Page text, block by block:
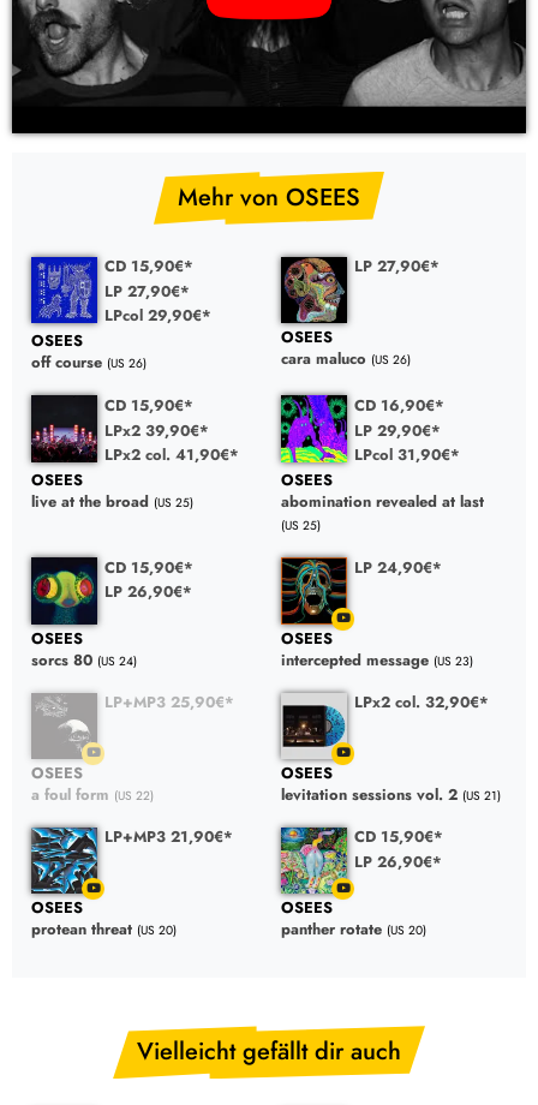
YouTube Video: OSEES – a foul form (LP Vinyl)
Mehr von OSEES
CD 15,90€*
LP 27,90€*
LPcol 29,90€*
OSEES
off course (US 26)
LP 27,90€*
OSEES
cara maluco (US 26)
CD 15,90€*
LPx2 39,90€*
LPx2 col. 41,90€*
OSEES
live at the broad (US 25)
CD 16,90€*
LP 29,90€*
LPcol 31,90€*
OSEES
abomination revealed at last
(US 25)
CD 15,90€*
LP 26,90€*
OSEES
sorcs 80 (US 24)
LP 24,90€*
OSEES
intercepted message (US 23)
LP+MP3 25,90€*
OSEES
a foul form (US 22)
LPx2 col. 32,90€*
OSEES
levitation sessions vol. 2 (US 21)
LP+MP3 21,90€*
OSEES
protean threat (US 20)
CD 15,90€*
LP 26,90€*
OSEES
panther rotate (US 20)
Vielleicht gefällt dir auch